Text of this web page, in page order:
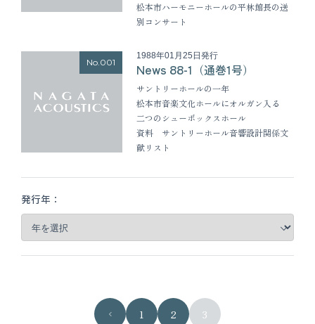
松本市ハーモニーホールの平林館長の送
別コンサート
No.001
1988年01月25日発行
News 88-1（通巻1号）
サントリーホールの一年
松本市音楽文化ホールにオルガン入る
二つのシューボックスホール
資料 サントリーホール音響設計関係文
献リスト
発行年：
1 2 3